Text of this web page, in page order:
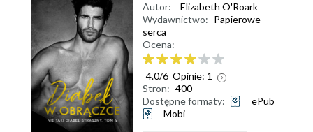
Autor:
Elizabeth O'Roark
Wydawnictwo: Papierowe
serca
Ocena:
4.0/6 Opinie: 1
Stron: 400
Dostępne formaty:
ePub
Mobi